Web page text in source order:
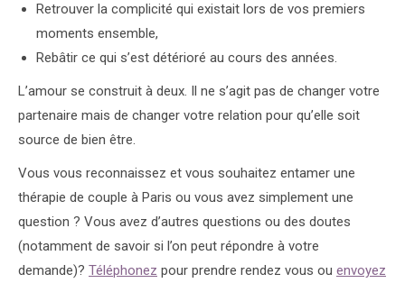
Retrouver la complicité qui existait lors de vos premiers
moments ensemble,
Rebâtir ce qui s’est détérioré au cours des années.
L’amour se construit à deux. Il ne s’agit pas de changer votre
partenaire mais de changer votre relation pour qu’elle soit
source de bien être.
Vous vous reconnaissez et vous souhaitez entamer une
thérapie de couple à Paris ou vous avez simplement une
question ? Vous avez d’autres questions ou des doutes
(notamment de savoir si l’on peut répondre à votre
demande)? Téléphonez pour prendre rendez vous ou envoyez